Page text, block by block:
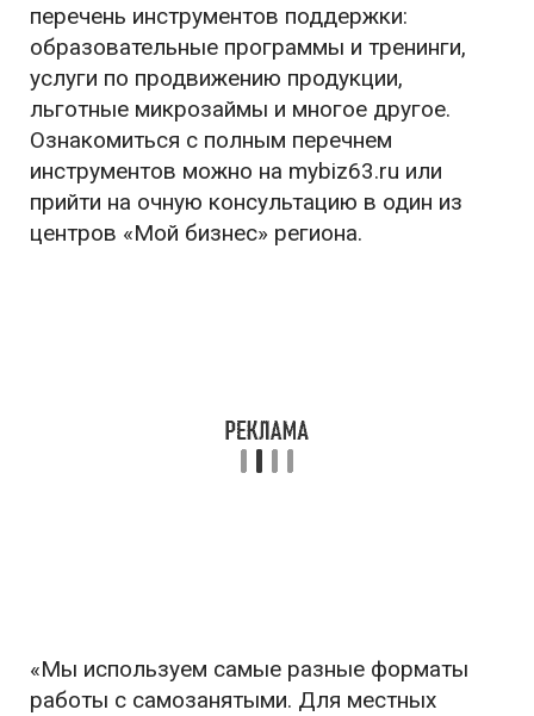
перечень инструментов поддержки:
образовательные программы и тренинги,
услуги по продвижению продукции,
льготные микрозаймы и многое другое.
Ознакомиться с полным перечнем
инструментов можно на mybiz63.ru или
прийти на очную консультацию в один из
центров «Мой бизнес» региона.
«Мы используем самые разные форматы
работы с самозанятыми. Для местных